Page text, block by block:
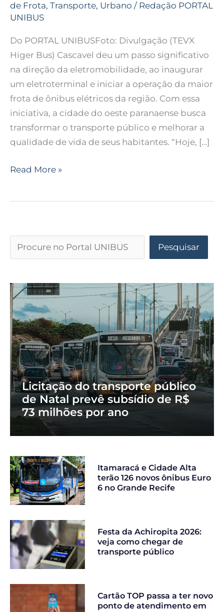
de Frota, Transporte, Urbano / Redação PORTAL
UNIBUS
Do PORTAL UNIBUSFoto: Divulgação (TEVX
Higer Bus) Cascavel deu um passo significativo
na direção da eletromobilidade, ao inaugurar
um eletroterminal e iniciar a operação da maior
frota de ônibus elétricos da região. Com essa
iniciativa, a cidade do oeste paranaense busca
transformar o transporte público e melhorar a
qualidade de vida de seus habitantes. “Hoje, […]
Read More »
Pesquisar
Licitação do transporte público
de Natal prevê subsídio de R$
73 milhões por ano
Itamaracá e Cidade Alta
terão 126 novos ônibus Euro
6 no Grande Recife
Festa da Achiropita 2026:
veja como chegar de
transporte público
Cartão TOP passa a ter novo
ponto de atendimento em